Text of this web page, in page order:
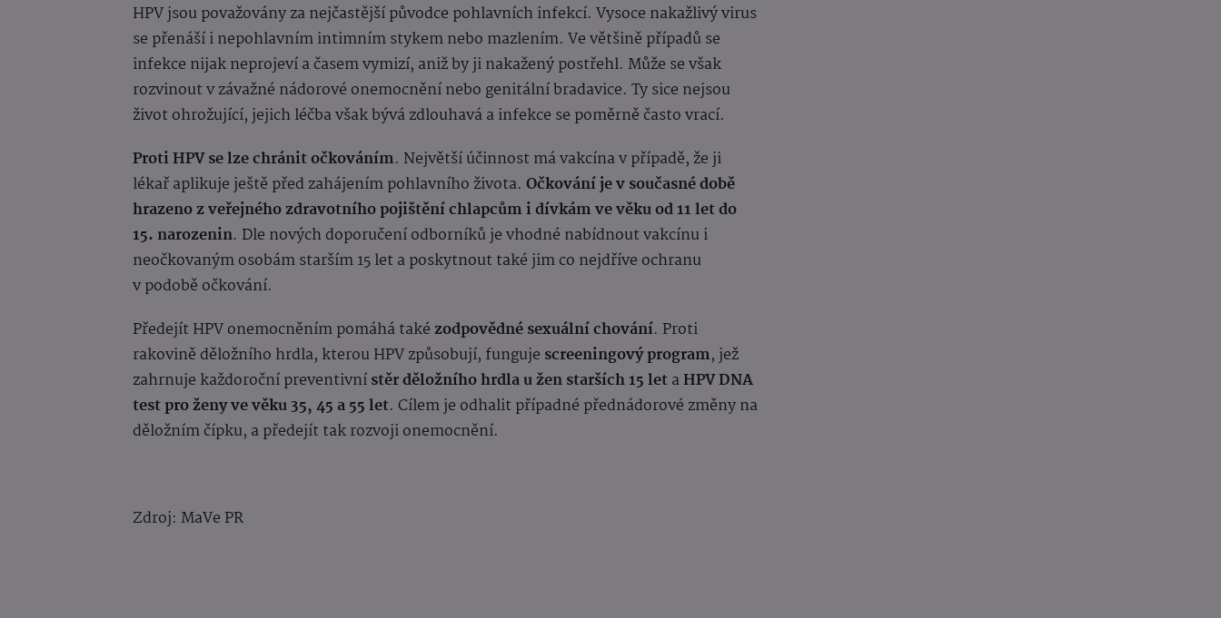
HPV jsou považovány za nejčastější původce pohlavních infekcí. Vysoce nakažlivý virus
se přenáší i nepohlavním intimním stykem nebo mazlením. Ve většině případů se
infekce nijak neprojeví a časem vymizí, aniž by ji nakažený postřehl. Může se však
rozvinout v závažné nádorové onemocnění nebo genitální bradavice. Ty sice nejsou
život ohrožující, jejich léčba však bývá zdlouhavá a infekce se poměrně často vrací.
Proti HPV se lze chránit očkováním. Největší účinnost má vakcína v případě, že ji
lékař aplikuje ještě před zahájením pohlavního života. Očkování je v současné době
hrazeno z veřejného zdravotního pojištění chlapcům i dívkám ve věku od 11 let do
15. narozenin. Dle nových doporučení odborníků je vhodné nabídnout vakcínu i
neočkovaným osobám starším 15 let a poskytnout také jim co nejdříve ochranu
v podobě očkování.
Předejít HPV onemocněním pomáhá takézodpovědné sexuální chování. Proti
rakovině děložního hrdla, kterou HPV způsobují, funguje screeningový program, jež
zahrnuje každoroční preventivnístěr děložního hrdla u žen starších 15 letaHPV DNA
test pro ženy ve věku 35, 45 a 55 let. Cílem je odhalit případné přednádorové změny na
děložním čípku, a předejít tak rozvoji onemocnění.
Zdroj: MaVe PR